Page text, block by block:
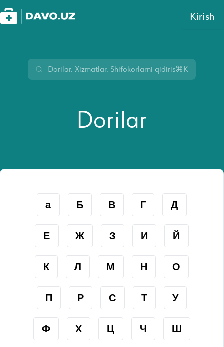
Kirish
⌘K
Dorilar
а Б В Г Д
Е Ж З И Й
К Л М Н О
П Р С Т У
Ф Х Ц Ч Ш